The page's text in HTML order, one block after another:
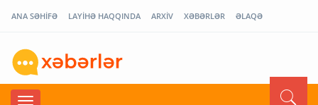
ANA SƏHİFƏ LAYİHƏ HAQQINDA ARXİV XƏBƏRLƏR ƏLAQƏ